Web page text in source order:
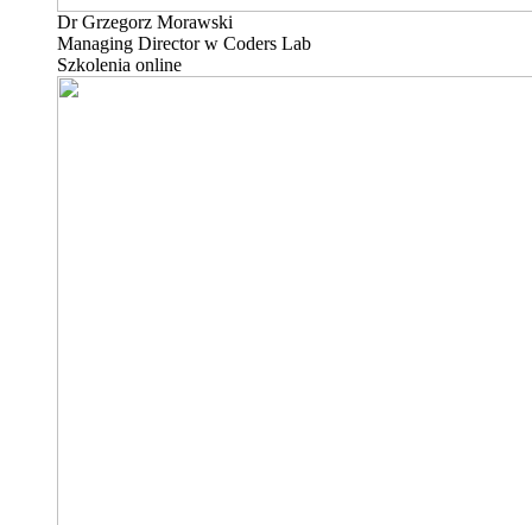
Dr Grzegorz Morawski
Managing Director w Coders Lab
Szkolenia online